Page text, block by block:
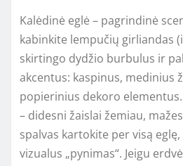
Kalėdinė eglė – pagrindinė
kabinkite lempučių girliandas
skirtingo dydžio burbulus ir
akcentus: kaspinus, medinius
popierinius dekoro
– didesni žaislai žemiau,
spalvas kartokite per visą
vizualus „pynimas“. Jeigu